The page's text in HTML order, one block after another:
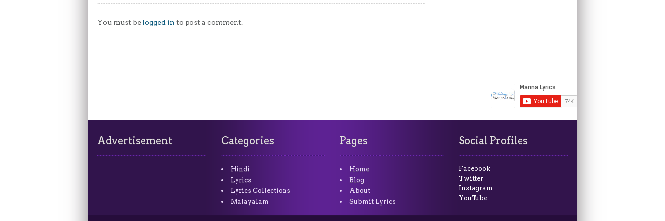
You must be logged in to post a comment.
Advertisement Categories
Hindi
Lyrics
Lyrics Collections
Malayalam
Pages
Home
Blog
About
Submit Lyrics
Social Profiles
Facebook
Twitter
Instagram
YouTube